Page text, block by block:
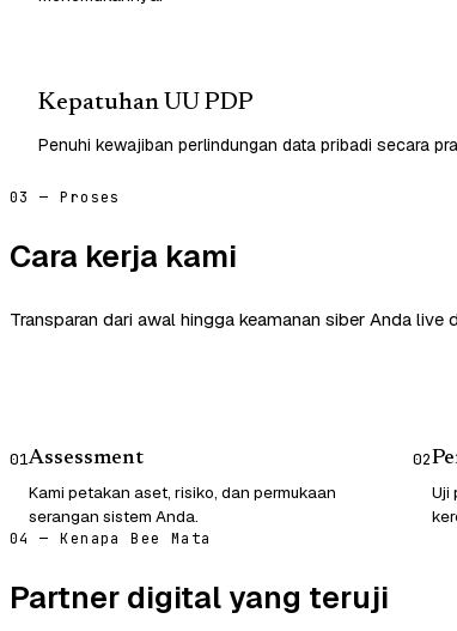
Kepatuhan UU PDP
Penuhi kewajiban perlindungan data pribadi secara
03 — Proses
Cara kerja kami
Transparan dari awal hingga keamanan siber Anda live
01Assessment
Kami petakan aset, risiko, dan permukaan
serangan sistem Anda.
02
Uji
04 — Kenapa Bee Mata
Partner digital yang teruji